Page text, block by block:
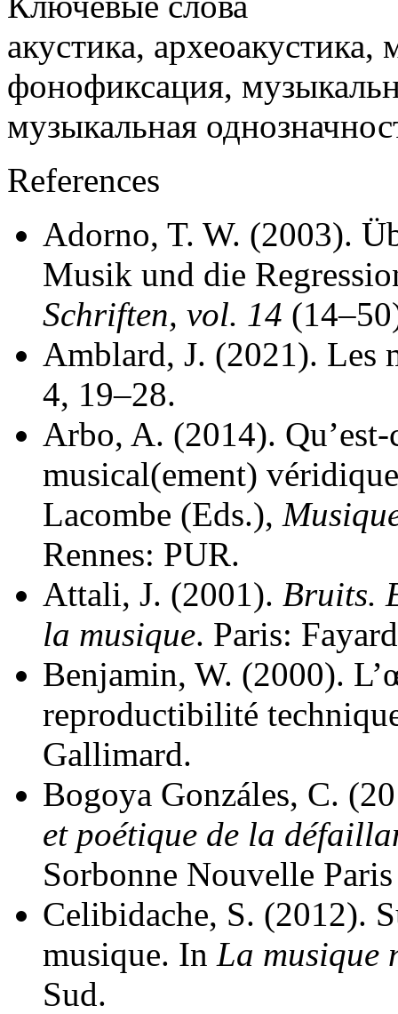
акустика, археоакустика,
фонофиксация,
музыкальная
References
Adorno, T. W. (2003).
Musik und die
Schriften, vol. 14
Amblard, J. (2021). Les
4, 19–28.
Arbo, A. (2014). Qu’est-
musical(ement)
Lacombe (Eds.),
Rennes: PUR.
Attali, J. (2001). Bruits.
la musique. Paris:
Benjamin, W. (2000).
reproductibilité
Gallimard.
Bogoya Gonzáles, C.
et poétique de la
Sorbonne Nouvelle
Celibidache, S. (2012).
musique. In La musique
Sud.